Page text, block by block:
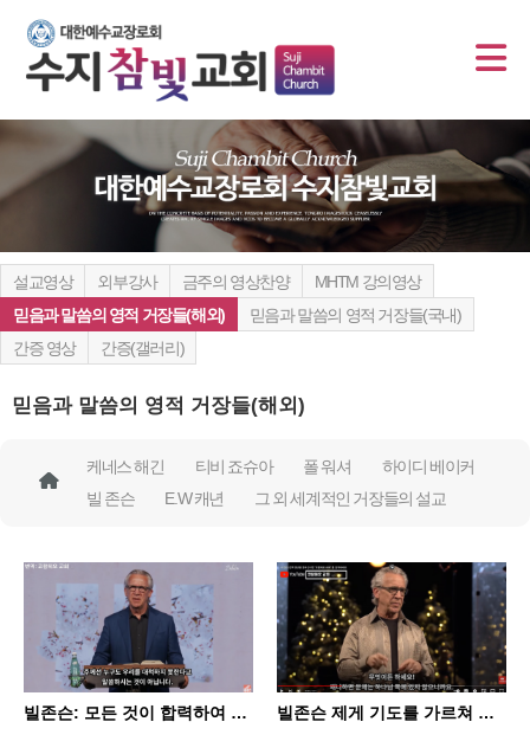
설교영상 외부강사 금주의 영상찬양
MHTM 강의영상
믿음과 말씀의 영적 거장들(해외)
믿음과 말씀의 영적 거장들(국내)
간증 영상
간증(갤러리)
믿음과 말씀의 영적 거장들(해외)
케네스 해긴 티비 죠슈아 폴 워셔
하이디 베이커
빌 존슨
E.W 캐년 그 외 세계적인 거장들의 설교
빌존슨: 모든 것이 합력하여 선을 이룰 수 있는 이유 (Why All Things Work Together … 빌존슨 제게 기도를 가르쳐 주소서 Teach Me How To Pray by Bill Johnson